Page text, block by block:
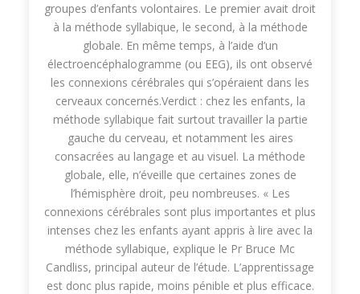
groupes d’enfants volontaires. Le premier avait droit
à la méthode syllabique, le second, à la méthode
globale. En même temps, à l’aide d’un
électroencéphalogramme (ou EEG), ils ont observé
les connexions cérébrales qui s’opéraient dans les
cerveaux concernés.Verdict : chez les enfants, la
méthode syllabique fait surtout travailler la partie
gauche du cerveau, et notamment les aires
consacrées au langage et au visuel. La méthode
globale, elle, n’éveille que certaines zones de
l’hémisphère droit, peu nombreuses. « Les
connexions cérébrales sont plus importantes et plus
intenses chez les enfants ayant appris à lire avec la
méthode syllabique, explique le Pr Bruce Mc
Candliss, principal auteur de l’étude. L’apprentissage
est donc plus rapide, moins pénible et plus efficace.